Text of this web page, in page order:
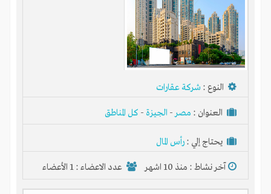
إشترك الآن مجاناً
النوع : شركة عقارات
العنوان : مصر- الجيزة - كل المناطق
يحتاج إلي : رأس المال
آخر نشاط : منذ 10 اشهر عدد الاعضاء : 1 الأعضاء